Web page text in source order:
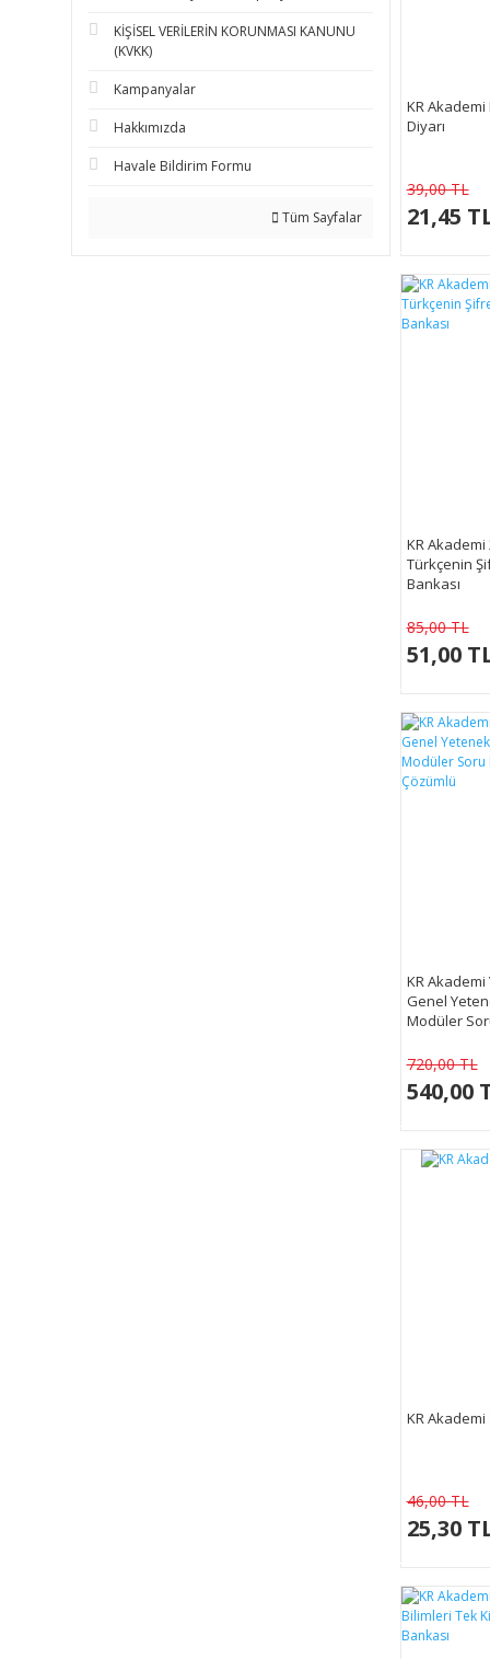
KİŞİSEL VERİLERİN KORUNMASI KANUNU
(KVKK)
Kampanyalar
Hakkımızda
Havale Bildirim Formu
Tüm Sayfalar
KR Akademi
Diyarı
39,00 TL
21,45
KR Akademi
Türkçenin
Bankası
85,00 TL
51,00
KR Akademi
Genel
Modüler
720,00 TL
540,00
KR
46,00 TL
25,30